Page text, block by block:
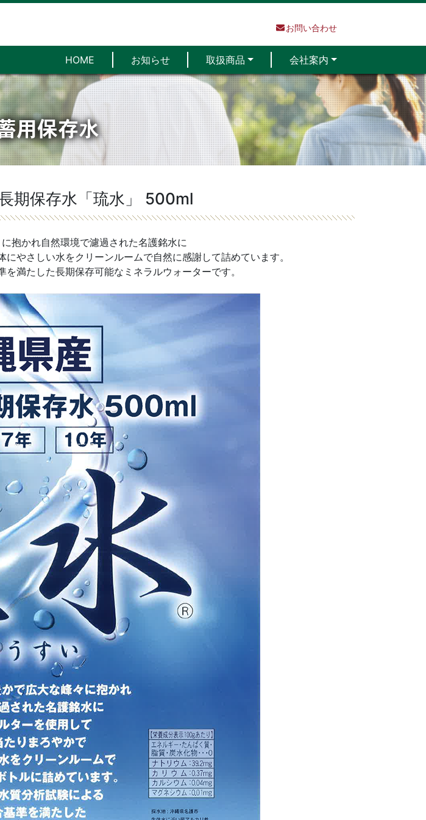
お問い合わせ
HOME お知らせ 取扱商品 会社案内
用保存水
期保存水「琉水」 500ml
抱かれ自然環境で濾過された名護銘水に
やさしい水をクリーンルームで自然に感謝して詰めています。
満たした長期保存可能なミネラルウォーターです。